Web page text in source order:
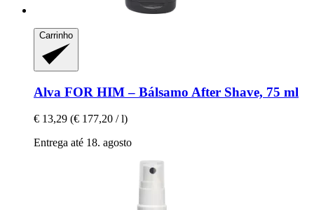
Carrinho
Alva FOR HIM – Bálsamo After Shave, 75 ml
€ 13,29 (€ 177,20 / l)
Entrega até 18. agosto